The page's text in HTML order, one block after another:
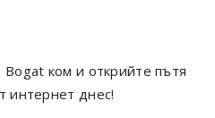
ком и открийте пътя
интернет днес!